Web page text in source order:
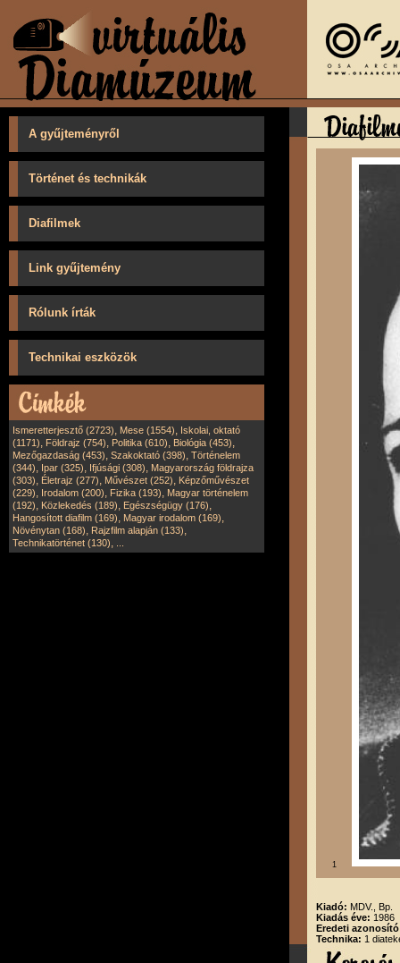
A gyűjteményről
Történet és technikák
Diafilmek
Link gyűjtemény
Rólunk írták
Technikai eszközök
Ismeretterjesztő (2723), Mese (1554), Iskolai, oktató
(1171), Földrajz (754), Politika (610), Biológia (453),
Mezőgazdaság (453), Szakoktató (398), Történelem
(344), Ipar (325), Ifjúsági (308), Magyarország földrajza
(303), Életrajz (277), Művészet (252), Képzőművészet
(229), Irodalom (200), Fizika (193), Magyar történelem
(192), Közlekedés (189), Egészségügy (176),
Hangosított diafilm (169), Magyar irodalom (169),
Növénytan (168), Rajzfilm alapján (133),
Technikatörténet (130),
1
Kiadó: MDV., Bp.
Kiadás éve: 1986
Eredeti
Technika: 1